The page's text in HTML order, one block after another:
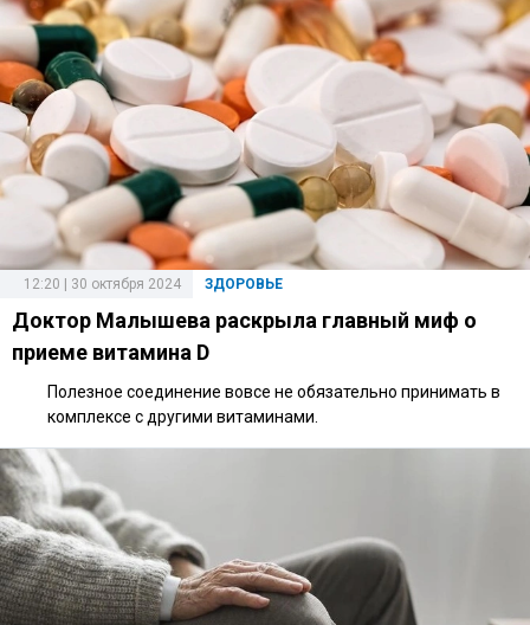
ЗДОРОВЬЕ
12:20 | 30 октября 2024
Доктор Малышева раскрыла главный миф о
приеме витамина D
Полезное соединение вовсе не обязательно принимать в
комплексе с другими витаминами.